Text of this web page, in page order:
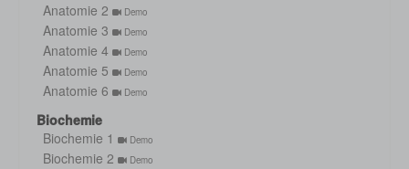
Anatomie 2 Demo
Anatomie 3 Demo
Anatomie 4 Demo
Anatomie 5 Demo
Anatomie 6 Demo
Biochemie
Biochemie 1
Demo
Biochemie 2 Demo